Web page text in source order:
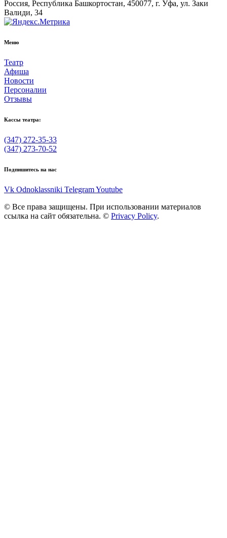
Россия, Республика Башкортостан, 450077, г. Уфа, ул. Заки
Валиди, 34
Меню
Театр
Афиша
Новости
Персоналии
Отзывы
Кассы театра:
(347) 272-35-33
(347) 273-70-52
Подпишитесь на нас
Vk Odnoklassniki TelegramYoutube
© Все права защищены. При использовании материалов
ссылка на сайт обязательна. © Privacy Policy.